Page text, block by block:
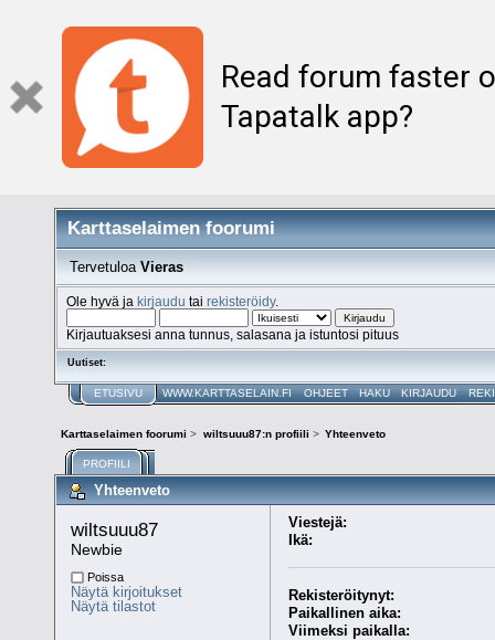
Read forum faster
Tapatalk app?
Karttaselaimen foorumi
Tervetuloa Vieras
Ole hyvä jakirjaudu tairekisteröidy.
Kirjautuaksesi anna tunnus, salasana ja istuntosi pituus
Uutiset:
ETUSIVU WWW.KARTTASELAIN.FI OHJEET HAKU KIRJAUDU
Karttaselaimen foorumi > wiltsuuu87:n profiili > Yhteenveto
PROFIILI
Yhteenveto
wiltsuuu87
Newbie
Poissa
Näytä kirjoitukset
Näytä tilastot
Viestejä:
Ikä:
Rekisteröitynyt:
Paikallinen aika:
Viimeksi paikalla: